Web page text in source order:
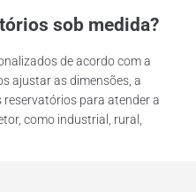
sob medida?
de acordo com a
ajustar as dimensões, a
para atender a
como industrial, rural,